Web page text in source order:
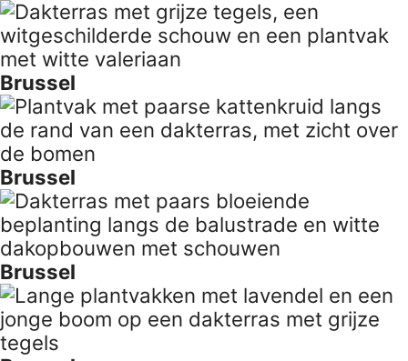
Brussel
Brussel
Brussel